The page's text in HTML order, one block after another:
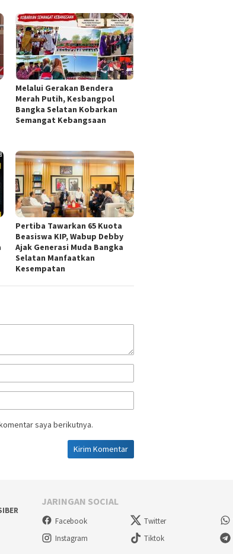
Melalui Gerakan Bendera
Merah Putih, Kesbangpol
Bangka Selatan Kobarkan
Semangat Kebangsaan
Pertiba Tawarkan 65 Kuota
Beasiswa KIP, Wabup Debby
Ajak Generasi Muda Bangka
Selatan Manfaatkan
Kesempatan
saya berikutnya.
JARINGAN SOCIAL
Facebook Twitter
Instagram
Tiktok